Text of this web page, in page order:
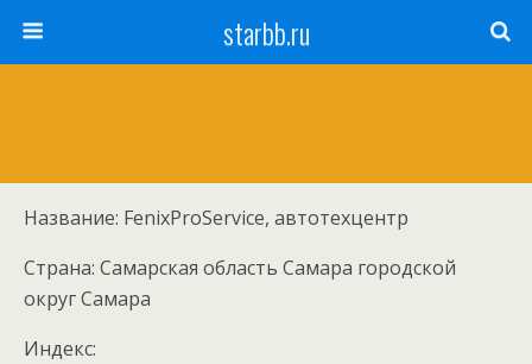
starbb.ru
Название: FenixProService, автотехцентр
Страна: Самарская область Самара городской
округ Самара
Индекс: